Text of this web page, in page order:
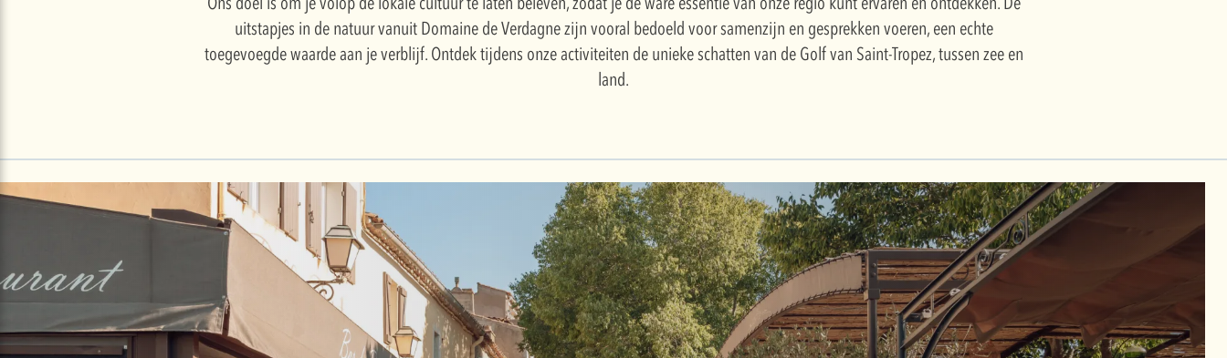
uitstapjes in de natuur vanuit Domaine de Verdagne zijn vooral bedoeld voor samenzijn en gesprekken voeren, een echte
toegevoegde waarde aan je verblijf. Ontdek tijdens onze activiteiten de unieke schatten van de Golf van Saint-Tropez, tussen zee en
land.